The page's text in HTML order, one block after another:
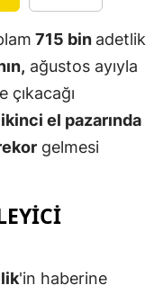
Edirne
Giresun
715 bin adetlik
ağustos ayıyla
çıkacağı
ikinci el pazarında
gelmesi
'in haberine